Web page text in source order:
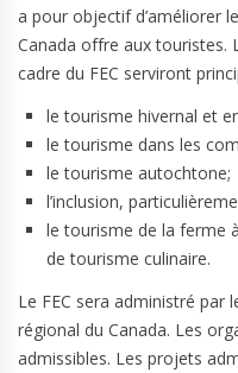
a pour objectif d’améliorer
Canada offre aux touristes.
cadre du FEC serviront
le tourisme hivernal et
le tourisme dans les
le tourisme autochtone;
l’inclusion,
le tourisme de la ferme
de tourisme culinaire.
Le FEC sera administré par
régional du Canada. Les
admissibles. Les projets